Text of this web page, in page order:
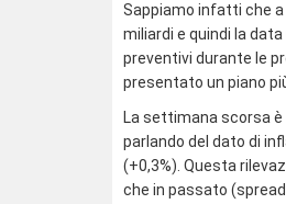
Sappiamo infatti che a
miliardi e quindi la
preventivi durante le
presentato un piano
La settimana scorsa
parlando del dato di
(+0,3%). Questa
che in passato